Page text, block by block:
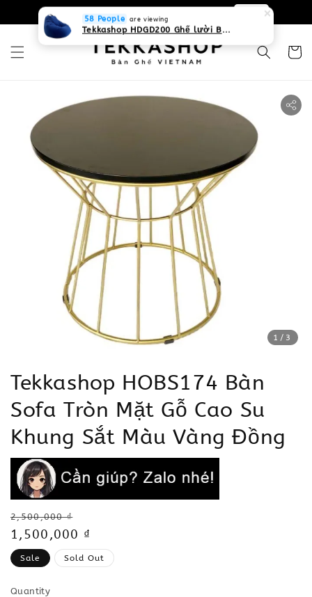
0931268840 Liên hệ với chúng tôi
1 /3
Tekkashop HOBS174 Bàn
Sofa Tròn Mặt Gỗ Cao Su
Khung Sắt Màu Vàng Đồng
Regular
price
2,500,000 ₫
Sale
price
1,500,000 ₫
Sale Sold Out
Quantity
58 People are viewing
Tekkashop HDGD200 Ghế lười Beanbag form truyền thống, chất liệu Olefin canvas kháng nước, màu xanh biển, có thể sử dụng trong nhà và cả ngoài trời, có quai xách